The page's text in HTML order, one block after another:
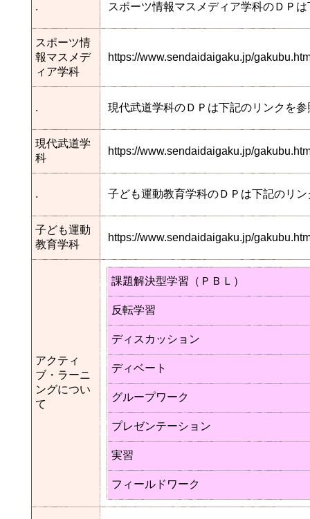
. スポーツ情報マスメディア学科のＤＰ
スポーツ情
報マスメデ
ィア学科
https://www.sendaidaigaku.jp/
. 現代武道学科のＤＰは下記のリンクを
現代武道学
科
https://www.sendaidaigaku.jp/
. 子ども運動教育学科のＤＰは下記のリ
子ども運動
教育学科
https://www.sendaidaigaku.jp/
アクティ
ブ・ラーニ
ングについ
て
課題解決型学習（ＰＢＬ）
反転学習
ディスカッション
ディベート
グループワーク
プレゼンテーション
実習
フィールドワーク